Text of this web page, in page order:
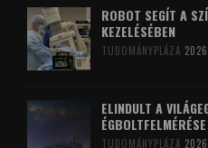
ROBOT SEGÍT A
KEZELÉSÉBEN
TUDOMÁNYPLÁZA
ELINDULT A
ÉGBOLTFELMÉRÉSE
TUDOMÁNYPLÁZA